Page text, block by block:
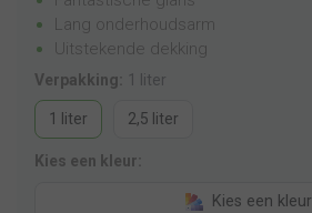
Lang onderhoudsarm
Uitstekende dekking
Verpakking: 1 liter
1 liter 2,5 liter
Kies een kleur:
Kies een kleur